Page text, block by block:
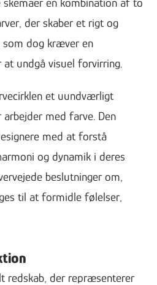
der skaber et rigt og
dog kræver en
undgå visuel forvirring.
et uundværligt
med farve. Den
med at forstå
og dynamik i deres
beslutninger om,
til at formidle følelser,
redskab, der repræsenterer